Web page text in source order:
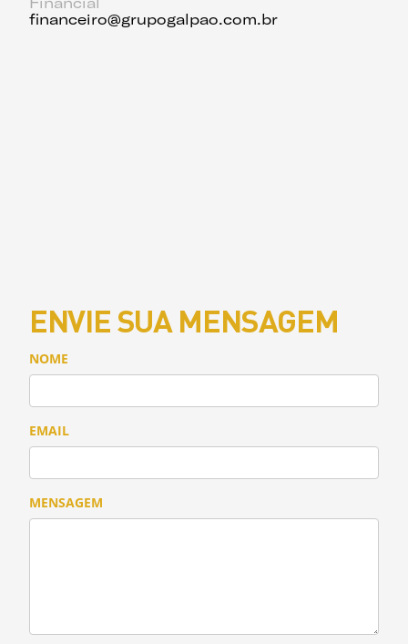
financeiro@grupogalpao.com.br
ENVIE SUA MENSAGEM
NOME
EMAIL
MENSAGEM